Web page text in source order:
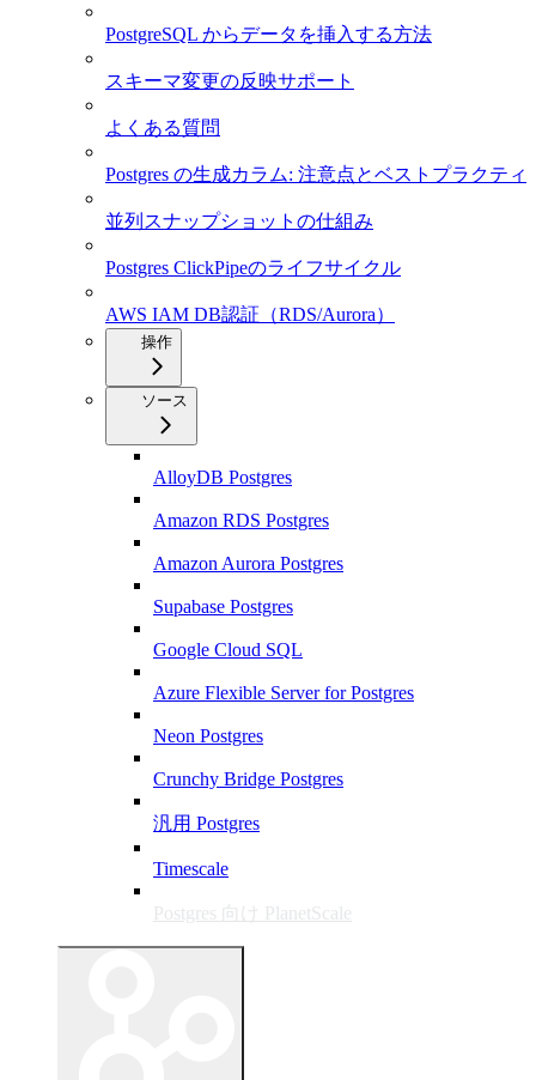
PostgreSQL からデータを挿入する方法
スキーマ変更の反映サポート
よくある質問
Postgres の生成カラム: 注意点とベストプラクティ
並列スナップショットの仕組み
Postgres ClickPipeのライフサイクル
AWS IAM DB認証（RDS/Aurora）
操作
ソース
AlloyDB Postgres
Amazon RDS Postgres
Amazon Aurora Postgres
Supabase Postgres
Google Cloud SQL
Azure Flexible Server for Postgres
Neon Postgres
Crunchy Bridge Postgres
汎用 Postgres
Timescale
Postgres 向け PlanetScale